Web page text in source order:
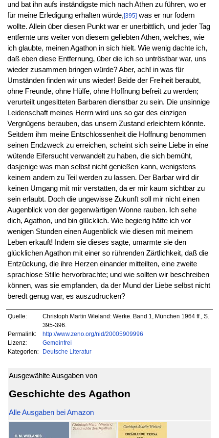
und bat ihn aufs inständigste mich nach Athen zu führen, wo er
für meine Erledigung erhalten würde, [395]was er nur fodern
wollte. Allein über diesen Punkt war er unerbittlich, und jeder Tag
entfernte uns weiter von diesem geliebten Athen, welches, wie
ich glaubte, meinen Agathon in sich hielt. Wie wenig dachte ich,
daß eben diese Entfernung, über die ich so untröstbar war, uns
wieder zusammen bringen würde? Aber, ach! in was für
Umständen finden wir uns wieder! Beide der Freiheit beraubt,
ohne Freunde, ohne Hülfe, ohne Hoffnung befreit zu werden;
verurteilt ungesitteten Barbaren dienstbar zu sein. Die unsinnige
Leidenschaft meines Herrn wird uns so gar des einzigen
Vergnügens berauben, das unsern Zustand erleichtern könnte.
Seitdem ihm meine Entschlossenheit die Hoffnung benommen
seinen Endzweck zu erreichen, scheint sich seine Liebe in eine
wütende Eifersucht verwandelt zu haben, die sich bemüht,
dasjenige was man selbst nicht genießen kann, wenigstens
keinem andern zu Teil werden zu lassen. Der Barbar wird dir
keinen Umgang mit mir verstatten, da er mir kaum sichtbar zu
sein erlaubt. Doch die ungewisse Zukunft soll mir nicht einen
Augenblick von der gegenwärtigen Wonne rauben. Ich sehe
dich, Agathon, und bin glücklich. Wie begierig hätte ich vor
wenigen Stunden einen Augenblick wie diesen mit meinem
Leben erkauft! Indem sie dieses sagte, umarmte sie den
glücklichen Agathon mit einer so rührenden Zärtlichkeit, daß die
Entzückung, die ihre Herzen einander mitteilten, eine zweite
sprachlose Stille hervorbrachte; und wie sollten wir beschreiben
können, was sie empfanden, da der Mund der Liebe selbst nicht
beredt genug war, es auszudrucken?
Quelle:
Christoph Martin Wieland: Werke. Band 1, München 1964 ff., S.
395-396.
Permalink:
http://www.zeno.org/nid/20005909996
Lizenz:
Gemeinfrei
Kategorien:
Deutsche Literatur
Ausgewählte Ausgaben von
Geschichte des Agathon
Alle Ausgaben bei Amazon